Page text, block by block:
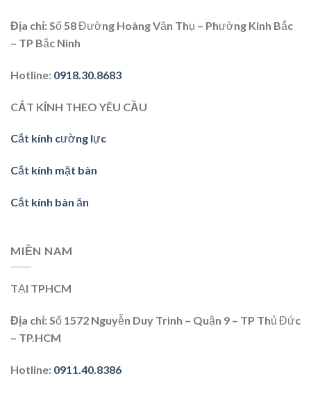
Địa chỉ: Số 58 Đường Hoàng Văn Thụ – Phường Kinh Bắc
– TP Bắc Ninh
Hotline: 0918.30.8683
CẮT KÍNH THEO YÊU CẦU
Cắt kính cường lực
Cắt kính mặt bàn
Cắt kính bàn ăn
MIỀN NAM
TẠI TPHCM
Địa chỉ:Số 1572 Nguyễn Duy Trinh – Quận 9 – TP Thủ Đức
– TP.HCM
Hotline: 0911.40.8386